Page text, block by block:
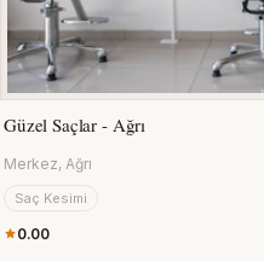
Güzel Saçlar - Ağrı
Merkez, Ağrı
Saç Kesimi
0.00